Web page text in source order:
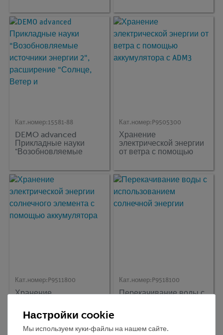
расширение Солнце,
Вода, Ветерргии 2",
расширение "Солнце,
Вода, Вете
Кат.номер:15581-88
DEMO advanced
Прикладные науки
"Возобновляемые
расширение "Солнце,
Ветер и
Кат.номер: P9505300
Хранение
электрической энергии
от ветра с помощью
Кат.номер: P9511800
Хранение
солнечного элемента с
помощью аккумулятора
Кат.номер: P9518100
Перекачивание воды с
Настройки cookie
Мы используем куки-файлы на нашем сайте.